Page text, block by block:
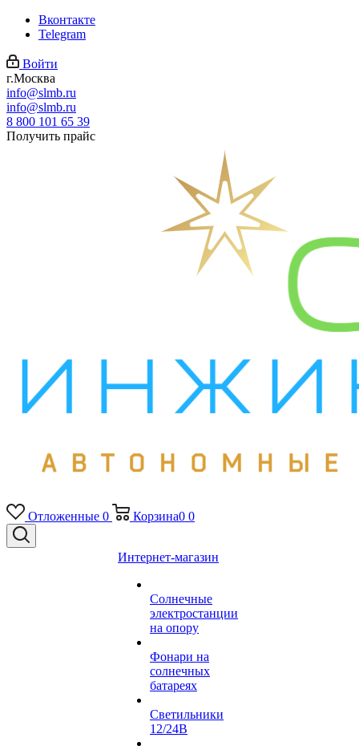
Вконтакте
Telegram
Войти
г.Москва
info@slmb.ru
info@slmb.ru
8 800 101 65 39
Получить прайс
Отложенные 0 Корзина0 0
Интернет-магазин
Солнечные
электростанции
на опору
Фонари на
солнечных
батареях
Светильники
12/24В